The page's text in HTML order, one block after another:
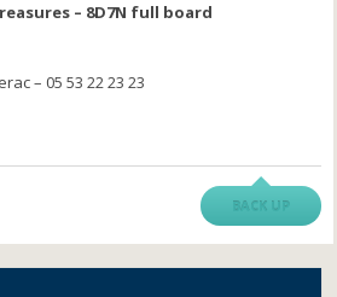
– 8D7N full board
– 05 53 22 23 23
BACK UP